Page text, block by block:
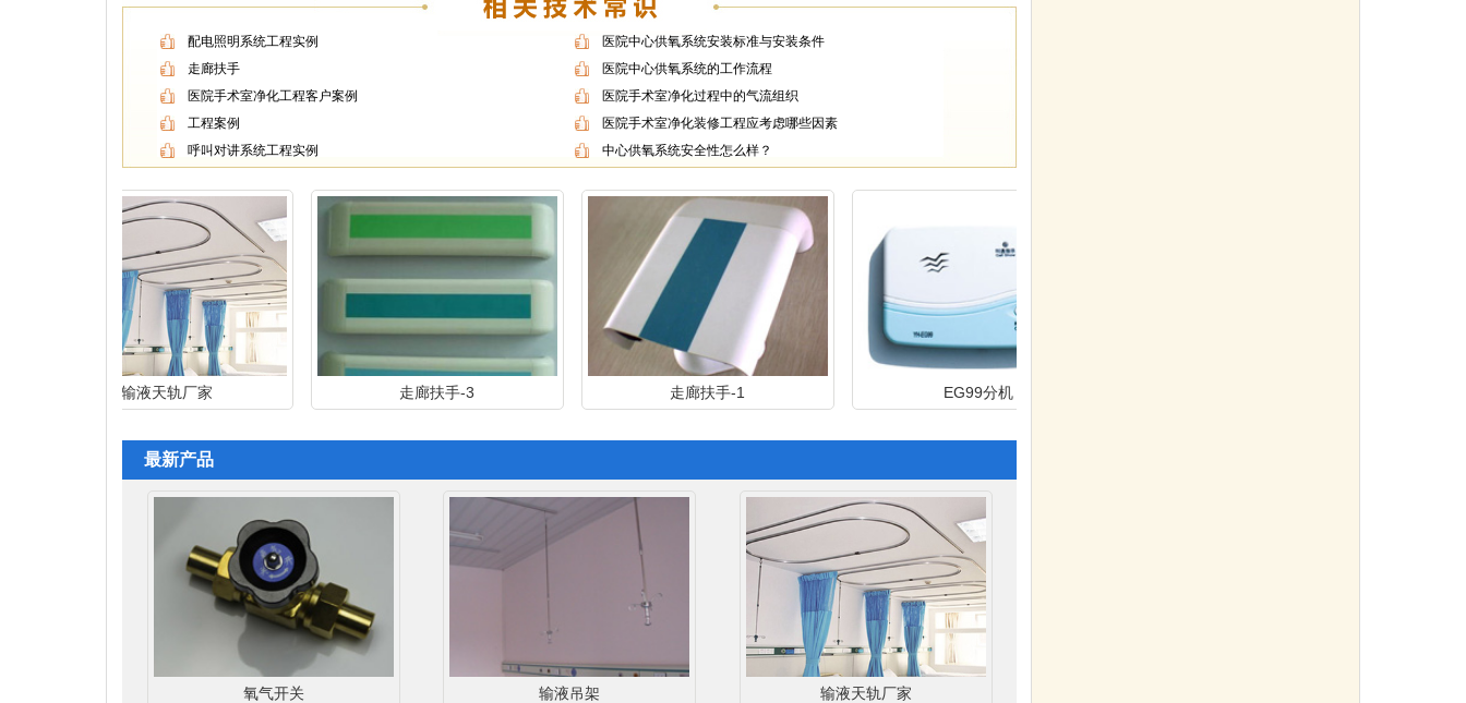
配电照明系统工程实例
走廊扶手
医院手术室净化工程客户案例
工程案例
呼叫对讲系统工程实例
医院中心供氧系统安装标准与安装条件
医院中心供氧系统的工作流程
医院手术室净化过程中的气流组织
医院手术室净化装修工程应考虑哪些因素
中心供氧系统安全性怎么样？
输液天轨厂家 走廊扶手-3 走廊扶手-1 EG99分机
最新产品
氧气开关 输液吊架 输液天轨厂家